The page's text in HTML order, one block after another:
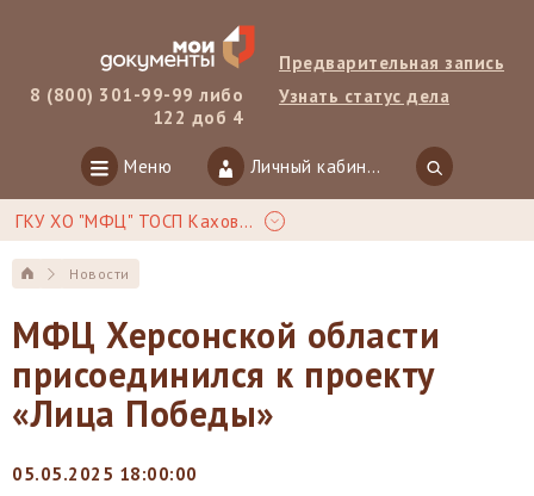
8 (800) 301-99-99 либо
122 доб 4
Предварительная запись
Узнать статус дела
Меню Личный кабинет
ГКУ ХО "МФЦ" ТОСП Каховка
Новости
МФЦ Херсонской области
присоединился к проекту
«Лица Победы»
05.05.2025 18:00:00